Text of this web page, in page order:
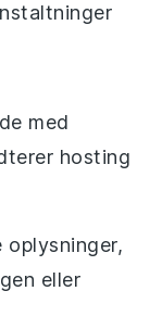
med
hosting
oplysninger,
eller